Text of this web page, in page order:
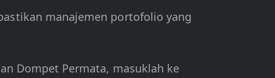
manajemen portofolio yang
Dompet Permata, masuklah ke